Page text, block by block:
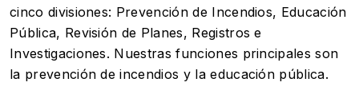
cinco divisiones: Prevención de Incendios, Educación
Pública, Revisión de Planes, Registros e
Investigaciones. Nuestras funciones principales son
la prevención de incendios y la educación pública.